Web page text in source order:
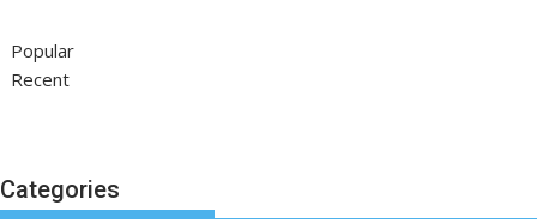
Popular
Recent
Categories